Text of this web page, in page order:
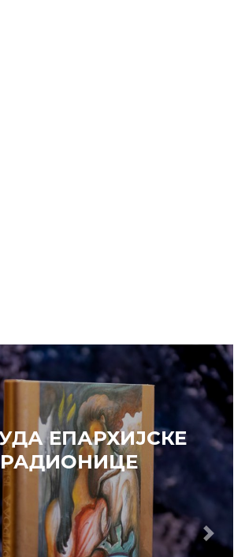
ЕПАРХИЈСКЕ
РАДИОНИЦЕ
КУПИТЕ
АРХИВА
Кратак одговор Жељку Жугићу –
Епископу Артемију
ВЕСТИ
Артемијева секта -